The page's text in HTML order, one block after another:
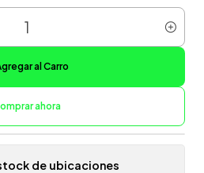
al Carro
ahora
de ubicaciones